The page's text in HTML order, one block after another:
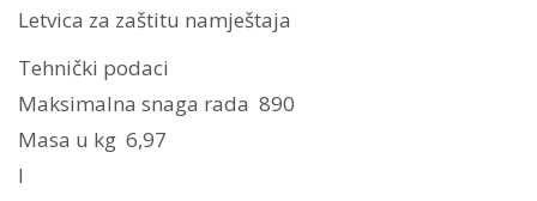
Letvica za zaštitu namještaja
Tehnički podaci
Maksimalna snaga rada 890
Masa u kg 6,97
I